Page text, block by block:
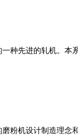
种先进的轧机。本
粉机设计制造理念